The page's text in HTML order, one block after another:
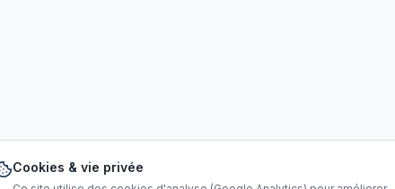
Cookies & vie privée